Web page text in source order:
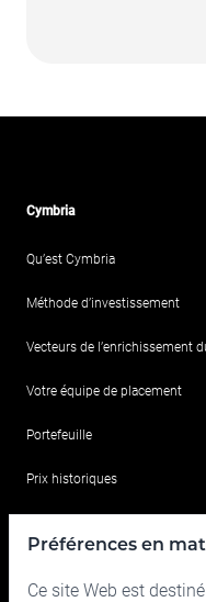
Cymbria
Qu’est Cymbria
Méthode d’investissement
Vecteurs de l’enrichissement
Votre équipe de placement
Portefeuille
Prix historiques
Relations avec les
Préférences en
Ce site Web est